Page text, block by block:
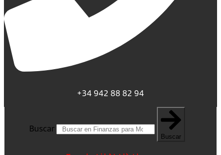
+34 942 88 82 94
Buscar
Buscar